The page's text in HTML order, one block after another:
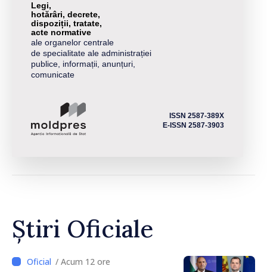
Legi,
hotărâri, decrete,
dispoziții, tratate,
acte normative
ale organelor centrale
de specialitate ale administrației
publice, informații, anunțuri,
comunicate
ISSN 2587-389X
E-ISSN 2587-3903
Știri Oficiale
/ Acum 12 ore